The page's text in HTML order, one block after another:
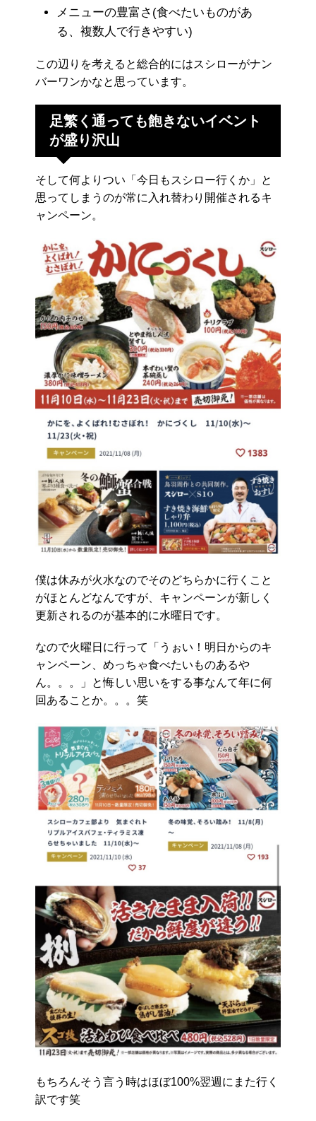
メニューの豊富さ(食べたいものがあ
る、複数人で行きやすい)
この辺りを考えると総合的にはスシローがナン
バーワンかなと思っています。
足繁く通っても飽きないイベント
が盛り沢山
そして何よりつい「今日もスシロー行くか」と
思ってしまうのが常に入れ替わり開催されるキ
ャンペーン。
僕は休みが火水なのでそのどちらかに行くこと
がほとんどなんですが、キャンペーンが新しく
更新されるのが基本的に水曜日です。
なので火曜日に行って「うぉい！明日からのキ
ャンペーン、めっちゃ食べたいものあるや
ん。。。」と悔しい思いをする事なんて年に何
回あることか。。。笑
もちろんそう言う時はほぼ100%翌週にまた行く
訳です笑